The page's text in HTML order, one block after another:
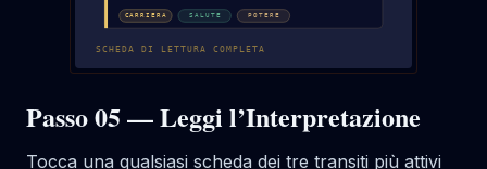
CARRIERA SALUTE POTERE
SCHEDA DI LETTURA COMPLETA
Passo 05 — Leggi l’Interpretazione
Tocca una qualsiasi scheda dei tre transiti più attivi